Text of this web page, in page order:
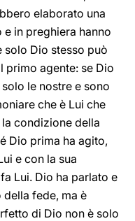
elaborato una
in preghiera hanno
solo Dio stesso può
primo agente: se Dio
le nostre e sono
che è Lui che
condizione della
Dio prima ha agito,
e con la sua
Lui. Dio ha parlato e
fede, ma è
di Dio non è solo